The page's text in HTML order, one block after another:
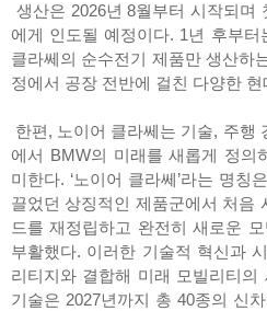
생산은 2026년 8월부터 시작되며
에게 인도될 예정이다. 1년 후부
클라쎄의 순수전기 제품만 생산하
정에서 공장 전반에 걸친 다양한
한편, 노이어 클라쎄는 기술, 주행
에서 BMW의 미래를 새롭게 정의
미한다. ‘노이어 클라쎄’라는 명칭
끌었던 상징적인 제품군에서 처음
드를 재정립하고 완전히 새로운
부활했다. 이러한 기술적 혁신과
리티지와 결합해 미래 모빌리티의
기술은 2027년까지 총 40종의 신